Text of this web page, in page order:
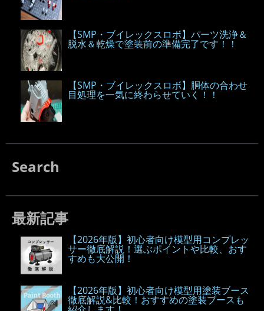
【SMP・ブイレックスロボ】パーツ洗浄＆
脱水＆乾燥で塗装前の準備完了です！！
【SMP・ブイレックスロボ】胴体の合わせ
目処理を一気に終わらせていく！！
Search
最新記事
【2026年版】初心者向け模型用コンプレッ
サー徹底解説！選ぶポイントや比較、おす
すめも大公開！
【2026年版】初心者向け模型用塗装ブース
徹底解説&比較！おすすめの塗装ブースも